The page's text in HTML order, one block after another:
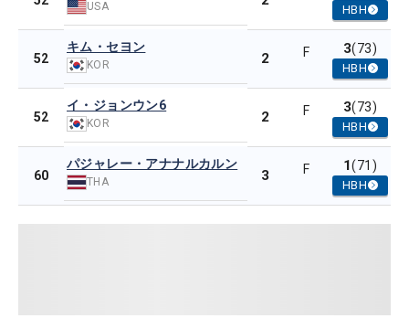
USA HBH
52
キム・セヨン
KOR 2 F 3(73)
HBH
52
イ・ジョンウン6
KOR 2 F 3(73)
HBH
60
パジャレー・アナナルカルン
THA 3 F 1(71)
HBH